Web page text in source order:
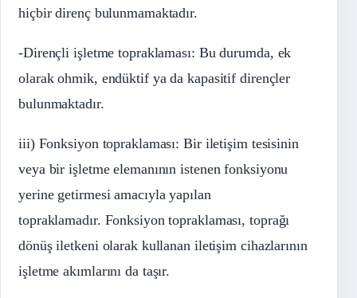
hiçbir direnç bulunmamaktadır.
-Dirençli işletme topraklaması: Bu durumda, ek
olarak ohmik, endüktif ya da kapasitif dirençler
bulunmaktadır.
iii) Fonksiyon topraklaması: Bir iletişim tesisinin
veya bir işletme elemanının istenen fonksiyonu
yerine getirmesi amacıyla yapılan
topraklamadır. Fonksiyon topraklaması, toprağı
dönüş iletkeni olarak kullanan iletişim cihazlarının
işletme akımlarını da taşır.